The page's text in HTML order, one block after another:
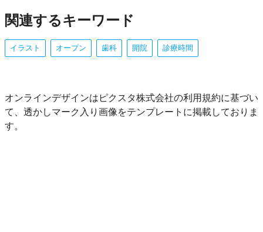
関連するキーワード
イラスト オープン 歯科 開院 診療時間
オンラインデザインはピクスタ株式会社の利用規約に基づい
て、透かしマーク入り画像をテンプレートに掲載しておりま
す。